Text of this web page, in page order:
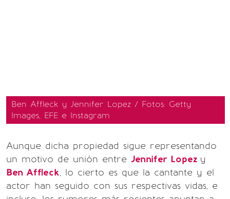
Ben Affleck y Jennifer Lopez / Fotos: Getty
Images, EFE e Instagram
Aunque dicha propiedad sigue representando
un motivo de unión entre Jennifer Lopez y
Ben Affleck, lo cierto es que la cantante y el
actor han seguido con sus respectivas vidas, e